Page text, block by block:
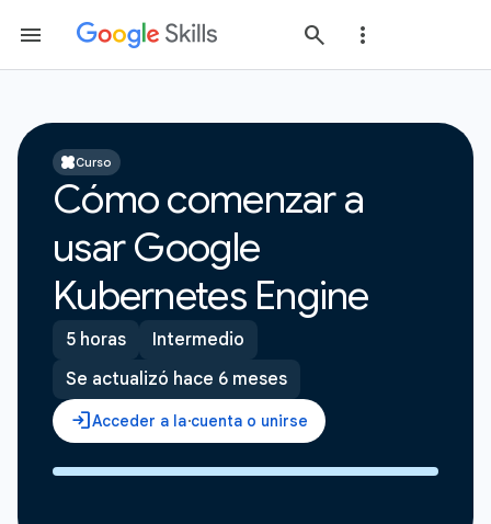
Curso
Cómo comenzar a
usar Google
Kubernetes Engine
5 horas
Intermedio
Se actualizó hace 6 meses